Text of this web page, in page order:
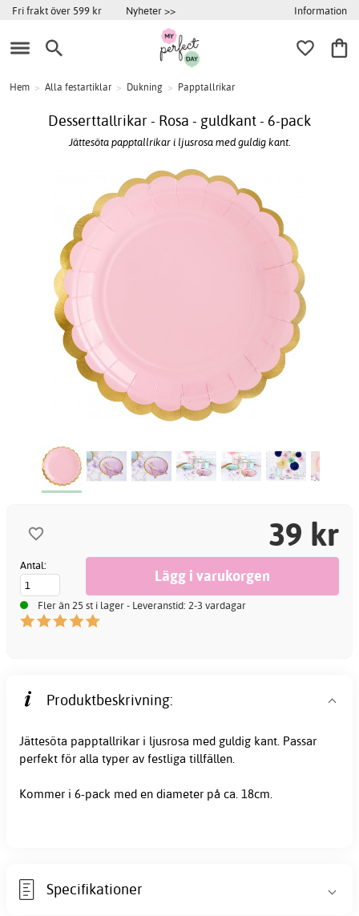
Fri frakt över 599 kr Nyheter >> Information
Hem > Alla festartiklar > Dukning > Papptallrikar
Desserttallrikar - Rosa - guldkant - 6-pack
Jättesöta papptallrikar i ljusrosa med guldig kant.
39 kr
Antal:
Fler än 25 st i lager - Leveranstid: 2-3 vardagar
Produktbeskrivning:
Jättesöta papptallrikar i ljusrosa med guldig kant. Passar
perfekt för alla typer av festliga tillfällen.
Kommer i 6-pack med en diameter på ca. 18cm.
Specifikationer